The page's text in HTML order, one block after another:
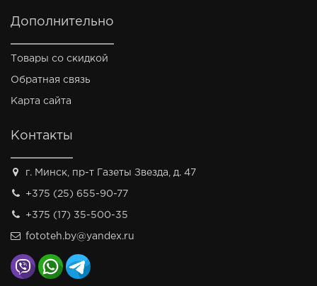
Дополнительно
Товары со скидкой
Обратная связь
Карта сайта
Контакты
г. Минск, пр-т Газеты Звезда, д. 47
+375 (25) 655-90-77
+375 (17) 35-500-35
fototeh.by@yandex.ru